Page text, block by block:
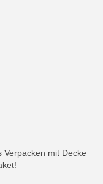
mit Decke